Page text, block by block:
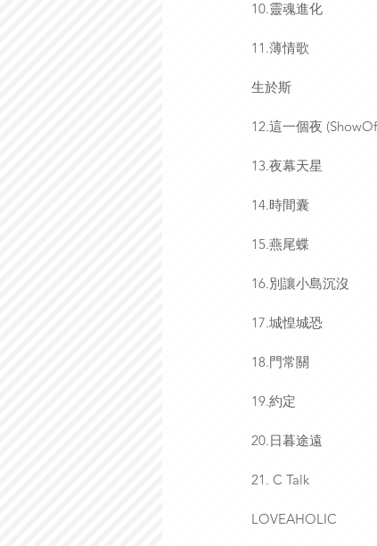
10.靈魂進化
11.薄情歌
生於斯
12.這一個夜
13.夜幕天星
14.時間囊
15.燕尾蝶
16.別讓小島沉沒
17.城惶城恐
18.門常關
19.約定
20.日暮途遠
21. C Talk
LOVEAHOLIC